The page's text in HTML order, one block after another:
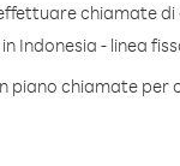
chiamate
Indonesia - linea
piano chiamate per